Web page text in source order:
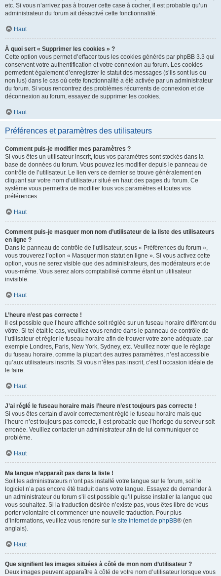
etc. Si vous n’arrivez pas à trouver cette case à cocher, il est probable qu’un
administrateur du forum ait désactivé cette fonctionnalité.
Haut
À quoi sert « Supprimer les cookies » ?
Cette option vous permet d’effacer tous les cookies générés par phpBB 3.3 qui
conservent votre authentification et votre connexion au forum. Les cookies
permettent également d’enregistrer le statut des messages (s’ils sont lus ou
non lus) dans le cas où cette fonctionnalité a été activée par un administrateur
du forum. Si vous rencontrez des problèmes récurrents de connexion et de
déconnexion au forum, essayez de supprimer les cookies.
Haut
Préférences et paramètres des utilisateurs
Comment puis-je modifier mes paramètres ?
Si vous êtes un utilisateur inscrit, tous vos paramètres sont stockés dans la
base de données du forum. Vous pouvez les modifier depuis le panneau de
contrôle de l’utilisateur. Le lien vers ce dernier se trouve généralement en
cliquant sur votre nom d’utilisateur situé en haut des pages du forum. Ce
système vous permettra de modifier tous vos paramètres et toutes vos
préférences.
Haut
Comment puis-je masquer mon nom d’utilisateur de la liste des utilisateurs
en ligne ?
Dans le panneau de contrôle de l’utilisateur, sous « Préférences du forum »,
vous trouverez l’option « Masquer mon statut en ligne ». Si vous activez cette
option, vous ne serez visible que des administrateurs, des modérateurs et de
vous-même. Vous serez alors comptabilisé comme étant un utilisateur
invisible.
Haut
L’heure n’est pas correcte !
Il est possible que l’heure affichée soit réglée sur un fuseau horaire différent du
vôtre. Si tel était le cas, veuillez vous rendre dans le panneau de contrôle de
l’utilisateur et régler le fuseau horaire afin de trouver votre zone adéquate, par
exemple Londres, Paris, New York, Sydney, etc. Veuillez noter que le réglage
du fuseau horaire, comme la plupart des autres paramètres, n’est accessible
qu’aux utilisateurs inscrits. Si vous n’êtes pas inscrit, c’est l’occasion idéale de
le faire.
Haut
J’ai réglé le fuseau horaire mais l’heure n’est toujours pas correcte !
Si vous êtes certain d’avoir correctement réglé le fuseau horaire mais que
l’heure n’est toujours pas correcte, il est probable que l’horloge du serveur soit
erronée. Veuillez contacter un administrateur afin de lui communiquer ce
problème.
Haut
Ma langue n’apparaît pas dans la liste !
Soit les administrateurs n’ont pas installé votre langue sur le forum, soit le
logiciel n’a pas encore été traduit dans votre langue. Essayez de demander à
un administrateur du forum s’il est possible qu’il puisse installer la langue que
vous souhaitez. Si la traduction désirée n’existe pas, vous êtes libre de vous
porter volontaire et commencer une nouvelle traduction. Pour plus
d’informations, veuillez vous rendre sur le site internet de phpBB® (en
anglais).
Haut
Que signifient les images situées à côté de mon nom d’utilisateur ?
Deux images peuvent apparaître à côté de votre nom d’utilisateur lorsque vous